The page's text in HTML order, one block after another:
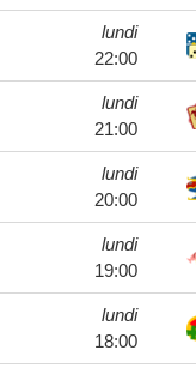
lundi
22:00
lundi
21:00
lundi
20:00
lundi
19:00
lundi
18:00